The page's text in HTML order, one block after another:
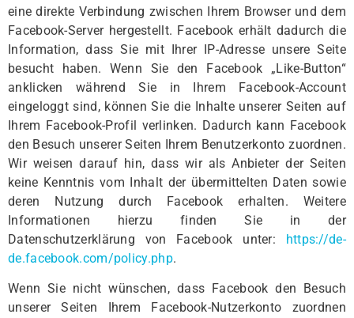
eine direkte Verbindung zwischen Ihrem Browser und dem
Facebook-Server hergestellt. Facebook erhält dadurch die
Information, dass Sie mit Ihrer IP-Adresse unsere Seite
besucht haben. Wenn Sie den Facebook „Like-Button“
anklicken während Sie in Ihrem Facebook-Account
eingeloggt sind, können Sie die Inhalte unserer Seiten auf
Ihrem Facebook-Profil verlinken. Dadurch kann Facebook
den Besuch unserer Seiten Ihrem Benutzerkonto zuordnen.
Wir weisen darauf hin, dass wir als Anbieter der Seiten
keine Kenntnis vom Inhalt der übermittelten Daten sowie
deren Nutzung durch Facebook erhalten. Weitere
Informationen hierzu finden Sie in der
Datenschutzerklärung von Facebook unter: https://de-
de.facebook.com/policy.php.
Wenn Sie nicht wünschen, dass Facebook den Besuch
unserer Seiten Ihrem Facebook-Nutzerkonto zuordnen